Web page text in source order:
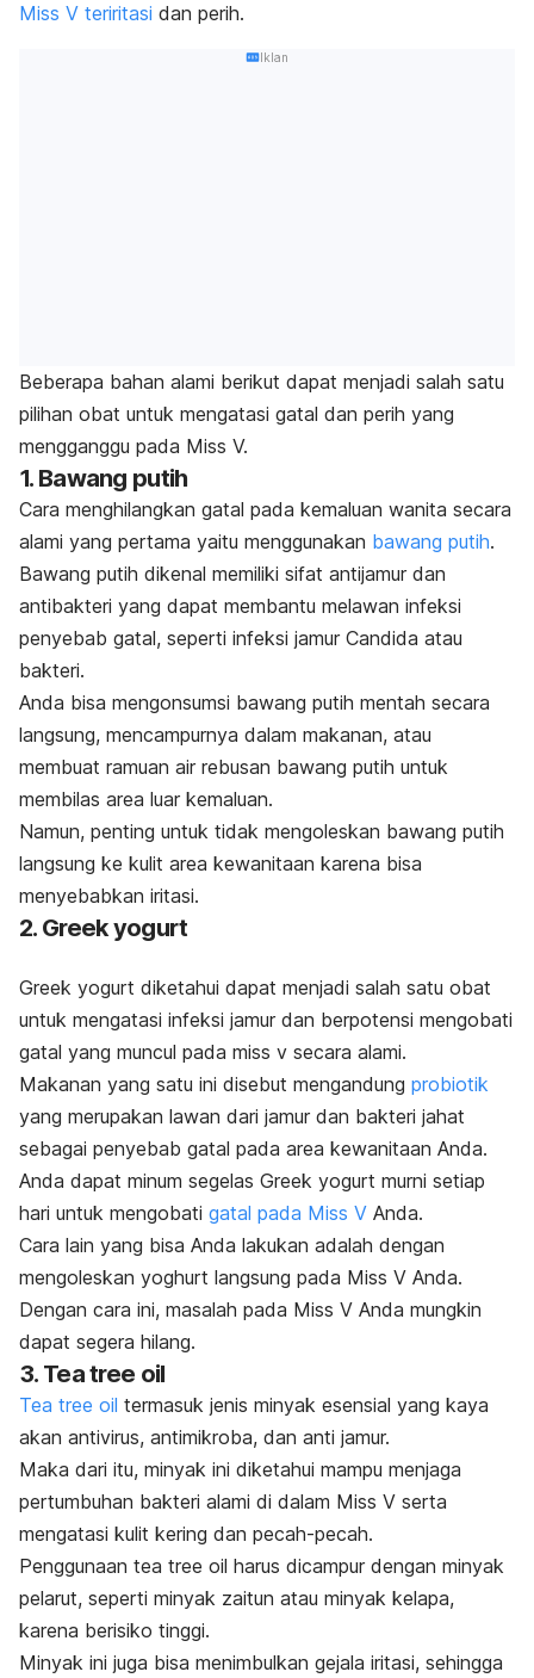
Miss V teriritasi dan perih.
Iklan
Beberapa bahan alami berikut dapat menjadi salah satu
pilihan obat untuk mengatasi gatal dan perih yang
mengganggu pada Miss V.
1. Bawang putih
Cara menghilangkan gatal pada kemaluan wanita secara
alami yang pertama yaitu menggunakan bawang putih.
Bawang putih dikenal memiliki sifat antijamur dan
antibakteri yang dapat membantu melawan infeksi
penyebab gatal, seperti infeksi jamur Candida atau
bakteri.
Anda bisa mengonsumsi bawang putih mentah secara
langsung, mencampurnya dalam makanan, atau
membuat ramuan air rebusan bawang putih untuk
membilas area luar kemaluan.
Namun, penting untuk tidak mengoleskan bawang putih
langsung ke kulit area kewanitaan karena bisa
menyebabkan iritasi.
2. Greek yogurt
Greek yogurt diketahui dapat menjadi salah satu obat
untuk mengatasi infeksi jamur dan berpotensi mengobati
gatal yang muncul pada miss v secara alami.
Makanan yang satu ini disebut mengandung probiotik
yang merupakan lawan dari jamur dan bakteri jahat
sebagai penyebab gatal pada area kewanitaan Anda.
Anda dapat minum segelas Greek yogurt murni setiap
hari untuk mengobati gatal pada Miss V Anda.
Cara lain yang bisa Anda lakukan adalah dengan
mengoleskan yoghurt langsung pada Miss V Anda.
Dengan cara ini, masalah pada Miss V Anda mungkin
dapat segera hilang.
3. Tea tree oil
Tea tree oil termasuk jenis minyak esensial yang kaya
akan antivirus, antimikroba, dan anti jamur.
Maka dari itu, minyak ini diketahui mampu menjaga
pertumbuhan bakteri alami di dalam Miss V serta
mengatasi kulit kering dan pecah-pecah.
Penggunaan tea tree oil harus dicampur dengan minyak
pelarut, seperti minyak zaitun atau minyak kelapa,
karena berisiko tinggi.
Minyak ini juga bisa menimbulkan gejala iritasi, sehingga